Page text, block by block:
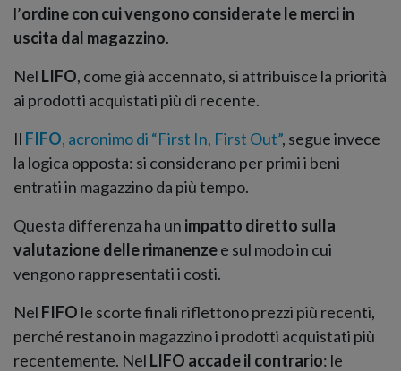
l’ordine con cui vengono considerate le merci in
uscita dal magazzino.
Nel LIFO, come già accennato, si attribuisce la priorità
ai prodotti acquistati più di recente.
Il FIFO, acronimo di “First In, First Out”, segue invece
la logica opposta: si considerano per primi i beni
entrati in magazzino da più tempo.
Questa differenza ha un impatto diretto sulla
valutazione delle rimanenzee sul modo in cui
vengono rappresentati i costi.
Nel FIFO le scorte finali riflettono prezzi più recenti,
perché restano in magazzino i prodotti acquistati più
recentemente. Nel LIFO accade il contrario: le